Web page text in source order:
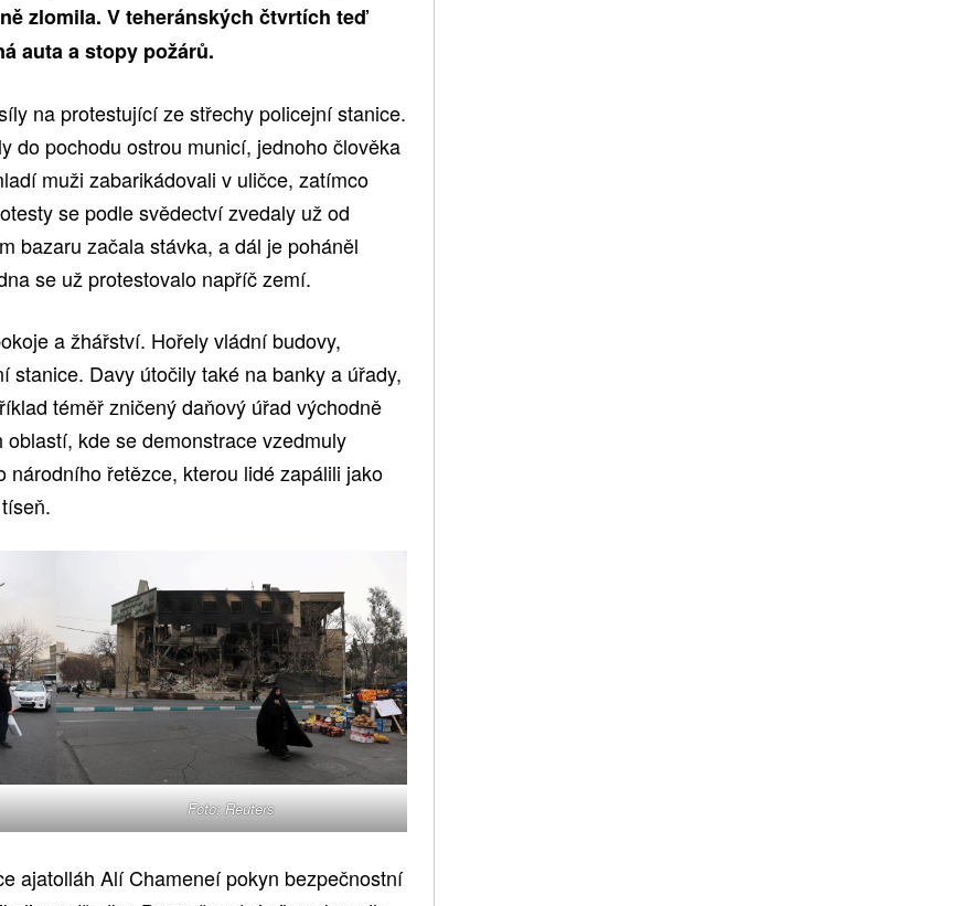
zlomila. V teheránských čtvrtích teď
auta a stopy požárů.
na protestující ze střechy policejní stanice.
do pochodu ostrou municí, jednoho člověka
muži zabarikádovali v uličce, zatímco
se podle svědectví zvedaly už od
bazaru začala stávka, a dál je poháněl
se už protestovalo napříč zemí.
a žhářství. Hořely vládní budovy,
stanice. Davy útočily také na banky a úřady,
téměř zničený daňový úřad východně
kde se demonstrace vzedmuly
národního řetězce, kterou lidé zapálili jako
Foto: Reuters
ajatolláh Alí Chameneí pokyn bezpečnostní